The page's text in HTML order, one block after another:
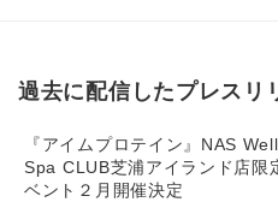
過去に配信したプレスリ
『アイムプロテイン』NAS
Spa CLUB芝浦アイランド店限
ベント２月開催決定